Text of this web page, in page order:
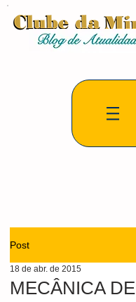
Post
MECÂNICA DE
18 de abr. de 2015